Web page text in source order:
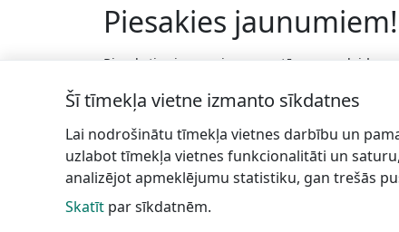
Piesakies jaunumiem!
Pieraksties jaunumiem e-pastā un nepalaid
Šī tīmekļa vietne izmanto sīkdatnes
Lai nodrošinātu tīmekļa vietnes darbību un
uzlabot tīmekļa vietnes funkcionalitāti un
analizējot apmeklējumu statistiku, gan trešās
Skatīt par sīkdatnēm.